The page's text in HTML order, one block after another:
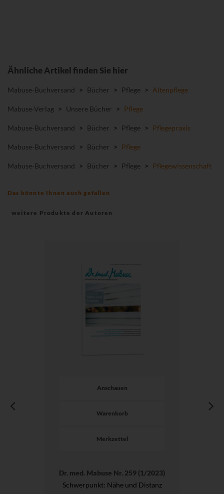
Ähnliche Artikel finden Sie hier
Mabuse-Buchversand > Bücher > Pflege > Altenpflege
Mabuse-Verlag > Unsere Bücher > Pflege
Mabuse-Buchversand > Bücher > Pflege > Pflegepraxis
Mabuse-Buchversand > Bücher > Pflege
Mabuse-Buchversand > Bücher > Pflege > Pflegewissenschaft
Das könnte Ihnen auch gefallen
weitere Produkte der Autoren
Anschauen
Warenkorb
Merkzettel
Dr. med. Mabuse Nr. 259 (1/2023)
Schwerpunkt: Nähe und Distanz